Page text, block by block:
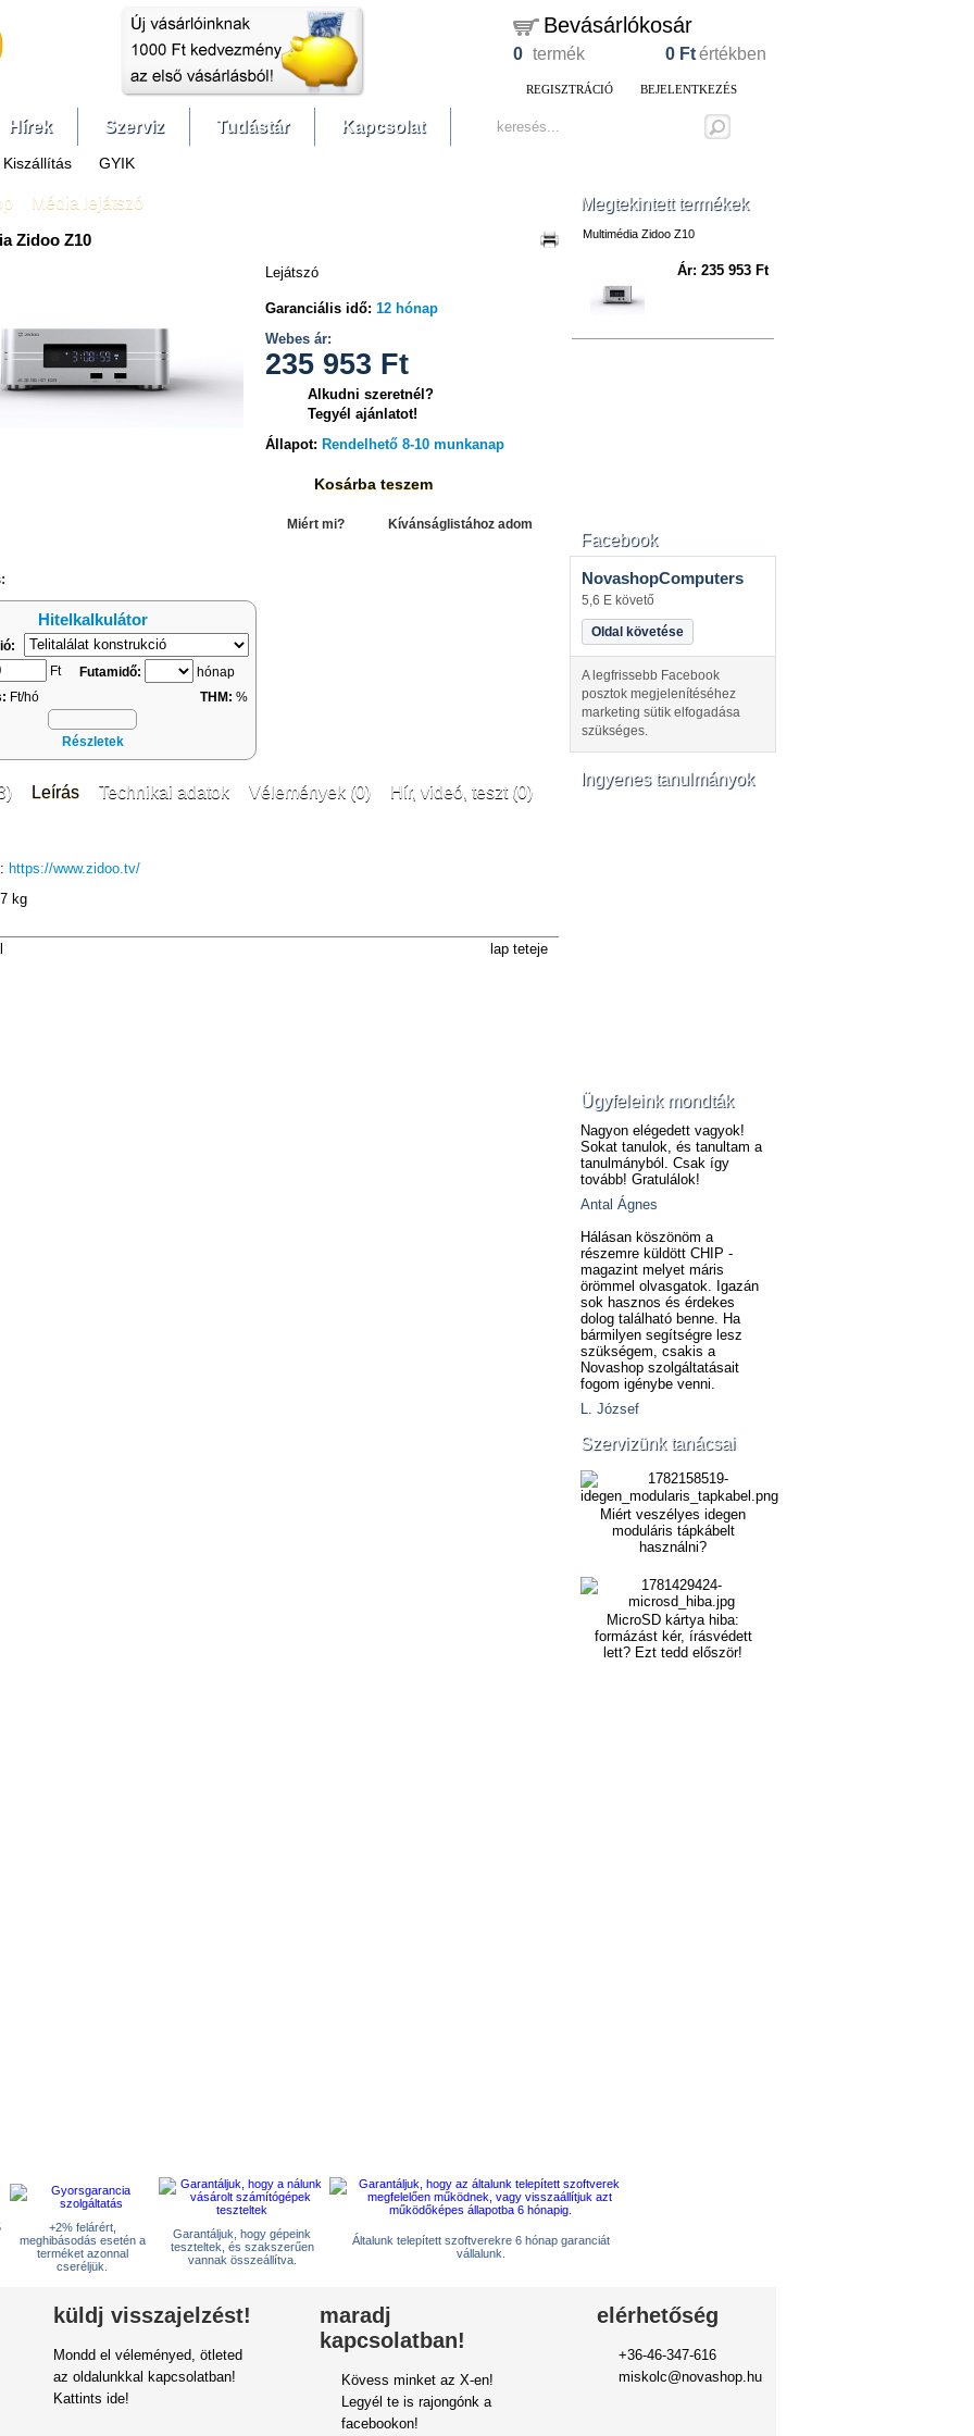
Bevásárlókosár
0 termék 0 Ftértékben
REGISZTRÁCIÓ BEJELENTKEZÉS
Hírek Szerviz Tudástár Kapcsolat
Kiszállítás GYIK
Média lejátszó
Zidoo Z10
Hitelkalkulátor
Ft
Futamidő:
hónap
Ft/hó THM: %
Részletek
Lejátszó
Garanciális idő: 12 hónap
Webes ár:
235 953 Ft
Alkudni szeretnél?
Tegyél ajánlatot!
Állapot: Rendelhető 8-10 munkanap
Kosárba teszem
Miért mi? Kívánságlistához adom
Leírás Technikai adatok Vélemények (0) Hír, videó, teszt (0)
https://www.zidoo.tv/
kg
lap teteje
Megtekintett termékek
Multimédia Zidoo Z10
Ár: 235 953 Ft
Facebook
NovashopComputers
5,6 E követő
Oldal követése
A legfrissebb Facebook
posztok megjelenítéséhez
marketing sütik elfogadása
szükséges.
Ingyenes tanulmányok
Ügyfeleink mondták
Nagyon elégedett vagyok!
Sokat tanulok, és tanultam a
tanulmányból. Csak így
tovább! Gratulálok!
Antal Ágnes
Hálásan köszönöm a
részemre küldött CHIP -
magazint melyet máris
örömmel olvasgatok. Igazán
sok hasznos és érdekes
dolog található benne. Ha
bármilyen segítségre lesz
szükségem, csakis a
Novashop szolgáltatásait
fogom igénybe venni.
L. József
Szervizünk tanácsai
Miért veszélyes idegen
moduláris tápkábelt
használni?
MicroSD kártya hiba:
formázást kér, írásvédett
lett? Ezt tedd először!
+2% felárért,
meghibásodás esetén a
terméket azonnal
cseréljük.
Garantáljuk, hogy gépeink
teszteltek, és szakszerűen
vannak összeállítva.
Általunk telepített szoftverekre 6 hónap garanciát
vállalunk.
küldj visszajelzést!
Mondd el véleményed, ötleted
az oldalunkkal kapcsolatban!
Kattints ide!
maradj
kapcsolatban!
Kövess minket az X-en!
Legyél te is rajongónk a
facebookon!
elérhetőség
+36-46-347-616
miskolc@novashop.hu